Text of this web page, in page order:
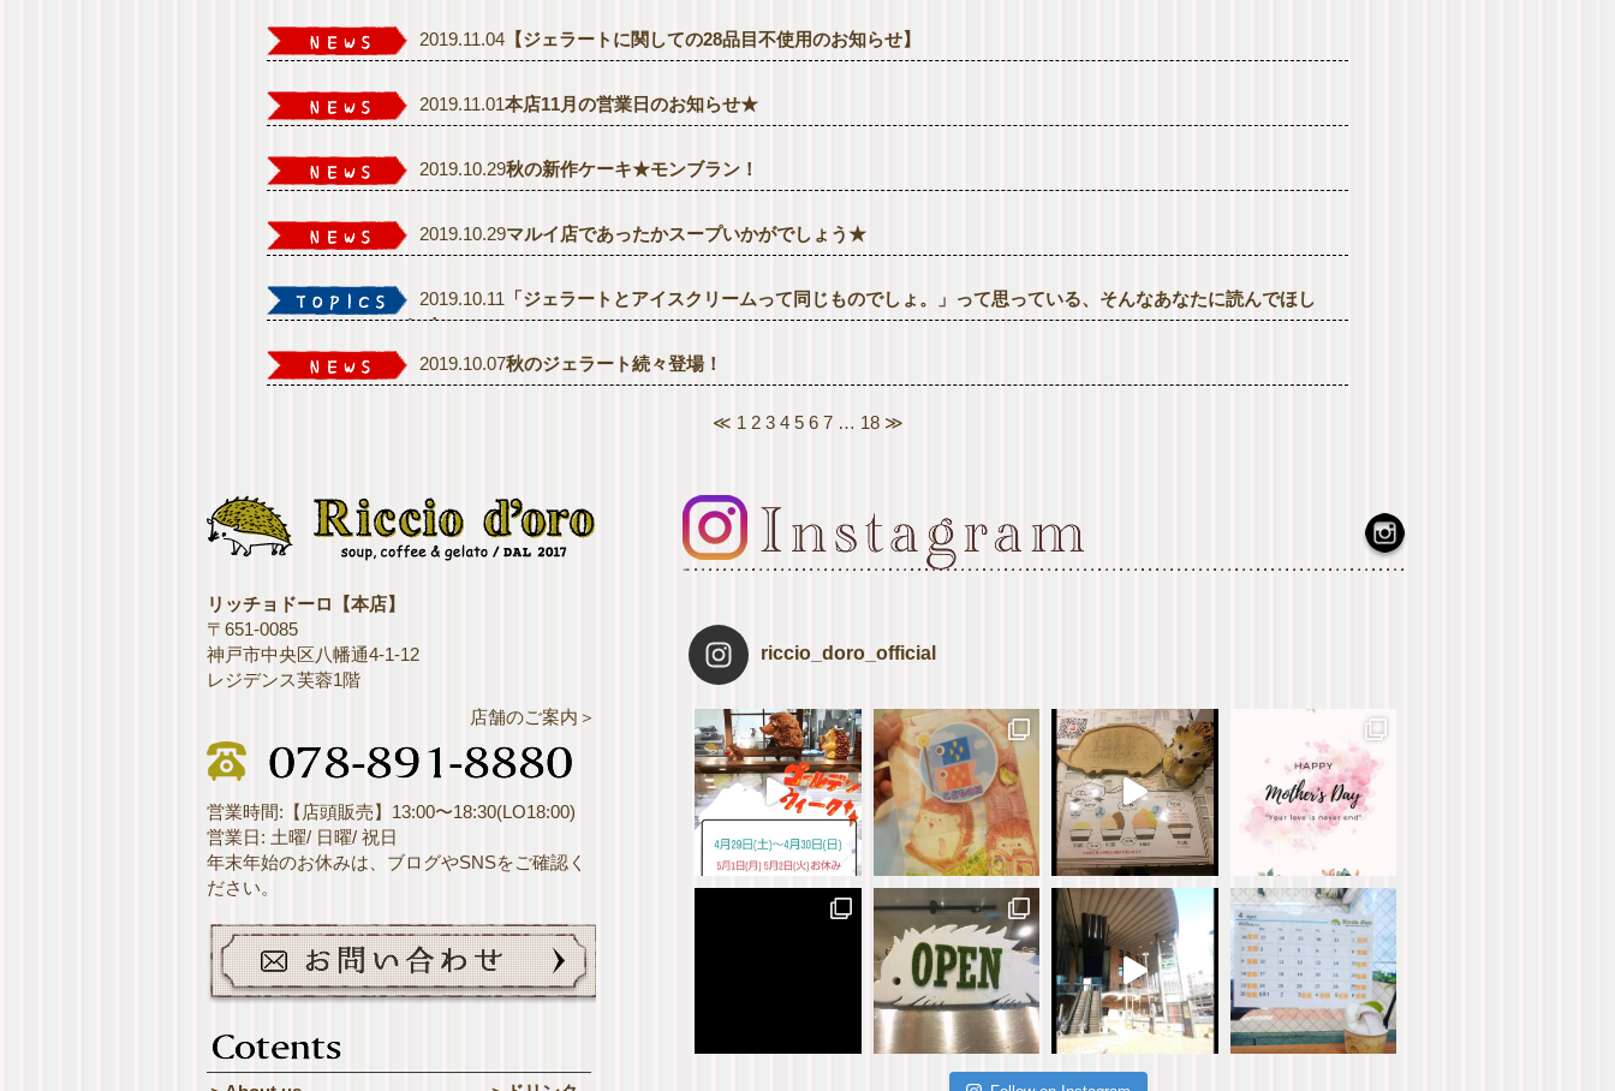
2019.11.04 【ジェラートに関しての28品目不使用のお知らせ】
2019.11.01本店11月の営業日のお知らせ★
2019.10.29秋の新作ケーキ★モンブラン！
2019.10.29マルイ店であったかスープいかがでしょう★
2019.10.11 「ジェラートとアイスクリームって同じものでしょ。」って思っている、そんなあなたに読んでほし
い！
2019.10.07秋のジェラート続々登場！
≪ 1 2 3 4 5 6 7 … 18 ≫
リッチョドーロ【本店】
〒651-0085
神戸市中央区八幡通4-1-12
レジデンス芙蓉1階
店舗のご案内＞
営業時間:【店頭販売】13:00〜18:30(LO18:00)
営業日: 土曜/ 日曜/ 祝日
年末年始のお休みは、ブログやSNSをご確認く
ださい。
riccio_doro_official